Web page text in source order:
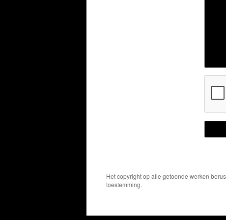
Het copyright op alle getoonde werken
toestemming.